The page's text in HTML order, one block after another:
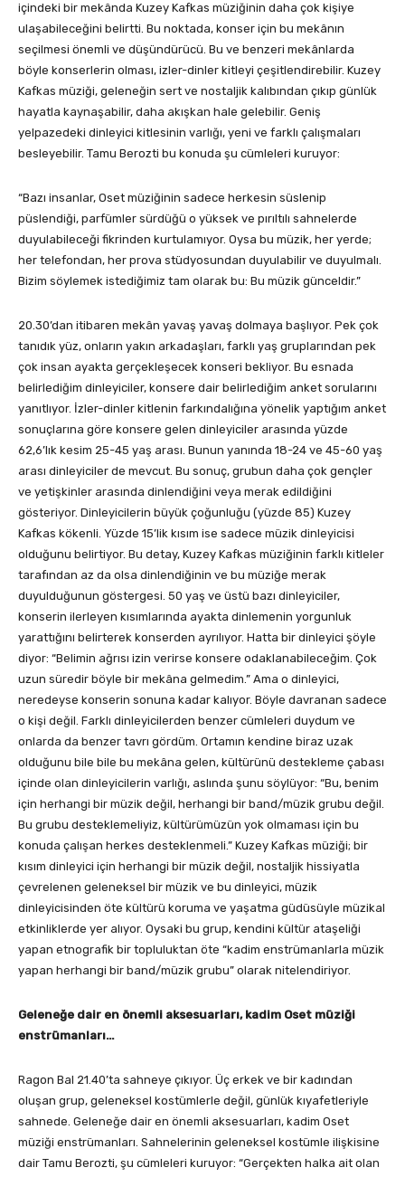
içindeki bir mekânda Kuzey Kafkas müziğinin daha çok kişiye
ulaşabileceğini belirtti. Bu noktada, konser için bu mekânın
seçilmesi önemli ve düşündürücü. Bu ve benzeri mekânlarda
böyle konserlerin olması, izler-dinler kitleyi çeşitlendirebilir. Kuzey
Kafkas müziği, geleneğin sert ve nostaljik kalıbından çıkıp günlük
hayatla kaynaşabilir, daha akışkan hale gelebilir. Geniş
yelpazedeki dinleyici kitlesinin varlığı, yeni ve farklı çalışmaları
besleyebilir. Tamu Berozti bu konuda şu cümleleri kuruyor:
“Bazı insanlar, Oset müziğinin sadece herkesin süslenip
püslendiği, parfümler sürdüğü o yüksek ve pırıltılı sahnelerde
duyulabileceği fikrinden kurtulamıyor. Oysa bu müzik, her yerde;
her telefondan, her prova stüdyosundan duyulabilir ve duyulmalı.
Bizim söylemek istediğimiz tam olarak bu: Bu müzik günceldir.”
20.30’dan itibaren mekân yavaş yavaş dolmaya başlıyor. Pek çok
tanıdık yüz, onların yakın arkadaşları, farklı yaş gruplarından pek
çok insan ayakta gerçekleşecek konseri bekliyor. Bu esnada
belirlediğim dinleyiciler, konsere dair belirlediğim anket sorularını
yanıtlıyor. İzler-dinler kitlenin farkındalığına yönelik yaptığım anket
sonuçlarına göre konsere gelen dinleyiciler arasında yüzde
62,6’lık kesim 25-45 yaş arası. Bunun yanında 18-24 ve 45-60 yaş
arası dinleyiciler de mevcut. Bu sonuç, grubun daha çok gençler
ve yetişkinler arasında dinlendiğini veya merak edildiğini
gösteriyor. Dinleyicilerin büyük çoğunluğu (yüzde 85) Kuzey
Kafkas kökenli. Yüzde 15’lik kısım ise sadece müzik dinleyicisi
olduğunu belirtiyor. Bu detay, Kuzey Kafkas müziğinin farklı kitleler
tarafından az da olsa dinlendiğinin ve bu müziğe merak
duyulduğunun göstergesi. 50 yaş ve üstü bazı dinleyiciler,
konserin ilerleyen kısımlarında ayakta dinlemenin yorgunluk
yarattığını belirterek konserden ayrılıyor. Hatta bir dinleyici şöyle
diyor: “Belimin ağrısı izin verirse konsere odaklanabileceğim. Çok
uzun süredir böyle bir mekâna gelmedim.” Ama o dinleyici,
neredeyse konserin sonuna kadar kalıyor. Böyle davranan sadece
o kişi değil. Farklı dinleyicilerden benzer cümleleri duydum ve
onlarda da benzer tavrı gördüm. Ortamın kendine biraz uzak
olduğunu bile bile bu mekâna gelen, kültürünü destekleme çabası
içinde olan dinleyicilerin varlığı, aslında şunu söylüyor: “Bu, benim
için herhangi bir müzik değil, herhangi bir band/müzik grubu değil.
Bu grubu desteklemeliyiz, kültürümüzün yok olmaması için bu
konuda çalışan herkes desteklenmeli.” Kuzey Kafkas müziği; bir
kısım dinleyici için herhangi bir müzik değil, nostaljik hissiyatla
çevrelenen geleneksel bir müzik ve bu dinleyici, müzik
dinleyicisinden öte kültürü koruma ve yaşatma güdüsüyle müzikal
etkinliklerde yer alıyor. Oysaki bu grup, kendini kültür ataşeliği
yapan etnografik bir topluluktan öte “kadim enstrümanlarla müzik
yapan herhangi bir band/müzik grubu” olarak nitelendiriyor.
Geleneğe dair en önemli aksesuarları, kadim Oset müziği
enstrümanları…
Ragon Bal 21.40’ta sahneye çıkıyor. Üç erkek ve bir kadından
oluşan grup, geleneksel kostümlerle değil, günlük kıyafetleriyle
sahnede. Geleneğe dair en önemli aksesuarları, kadim Oset
müziği enstrümanları. Sahnelerinin geleneksel kostümle ilişkisine
dair Tamu Berozti, şu cümleleri kuruyor: “Gerçekten halka ait olan